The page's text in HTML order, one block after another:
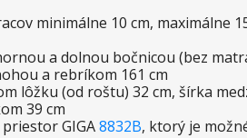
minimálne 10 cm, maximálne
a dolnou bočnicou (bez
a rebríkom 161 cm
lôžku (od roštu) 32 cm, šírka
39 cm
GIGA8832B, ktorý je